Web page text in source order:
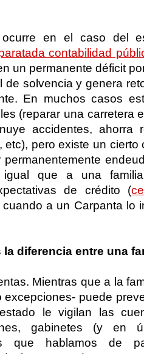
en el caso del
contabilidad
un permanente déficit
de solvencia y genera
En muchos casos
(reparar una carretera
accidentes, ahorra
etc), pero existe un
igual que a una
de crédito (
a un Carpanta lo
la diferencia entre una
Mientras que a la
excepciones- puede
le vigilan las
gabinetes (y en
que hablamos de